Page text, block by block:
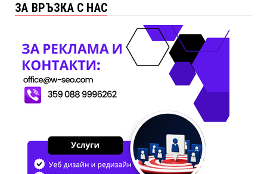
ЗА ВРЪЗКА С НАС